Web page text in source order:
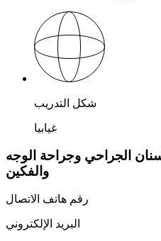
شكل التدريب
غيابيا
الجراحي وجراحة الوجه
والفكين
رقم هاتف الاتصال
البريد الإلكتروني